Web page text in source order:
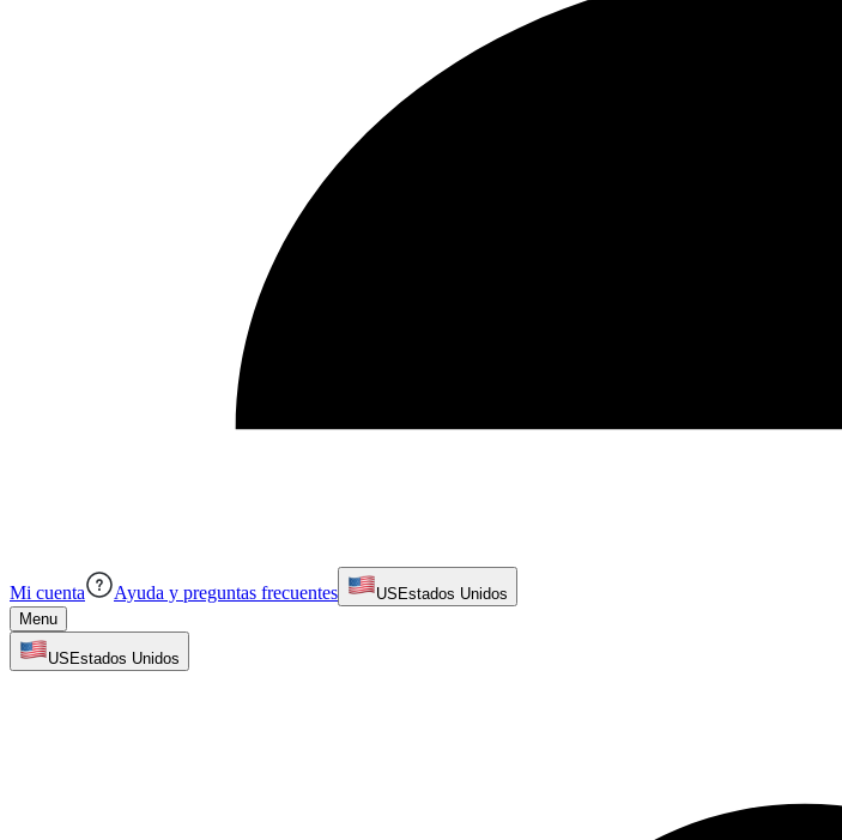
Mi cuenta Ayuda y preguntas frecuentes USEstados Unidos
Menu
USEstados Unidos